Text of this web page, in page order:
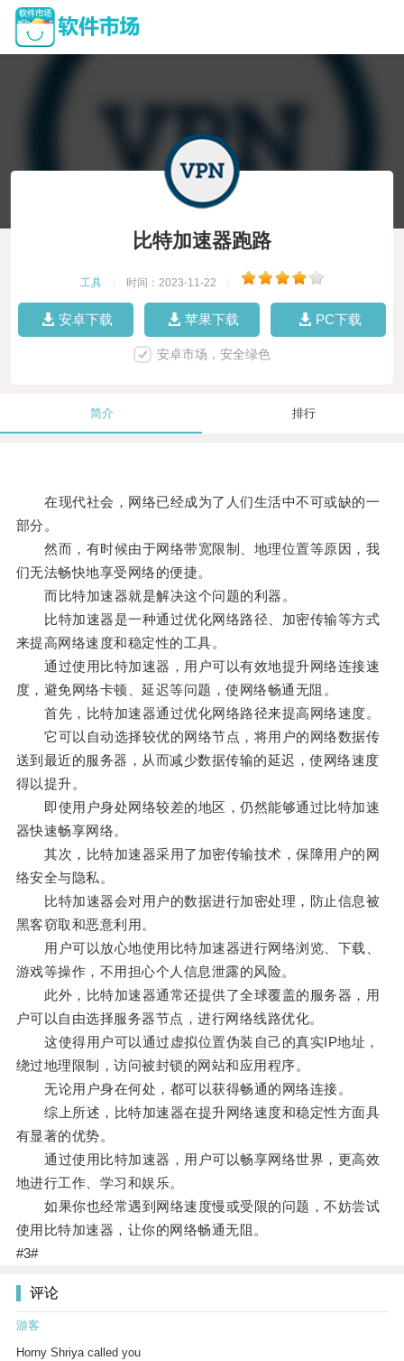
比特加速器跑路
工具 时间：2023-11-22
安卓下载 苹果下载 PC下载
安卓市场，安全绿色
简介 排行
在现代社会，网络已经成为了人们生活中不可或缺的一
部分。
然而，有时候由于网络带宽限制、地理位置等原因，我
们无法畅快地享受网络的便捷。
而比特加速器就是解决这个问题的利器。
比特加速器是一种通过优化网络路径、加密传输等方式
来提高网络速度和稳定性的工具。
通过使用比特加速器，用户可以有效地提升网络连接速
度，避免网络卡顿、延迟等问题，使网络畅通无阻。
首先，比特加速器通过优化网络路径来提高网络速度。
它可以自动选择较优的网络节点，将用户的网络数据传
送到最近的服务器，从而减少数据传输的延迟，使网络速度
得以提升。
即使用户身处网络较差的地区，仍然能够通过比特加速
器快速畅享网络。
其次，比特加速器采用了加密传输技术，保障用户的网
络安全与隐私。
比特加速器会对用户的数据进行加密处理，防止信息被
黑客窃取和恶意利用。
用户可以放心地使用比特加速器进行网络浏览、下载、
游戏等操作，不用担心个人信息泄露的风险。
此外，比特加速器通常还提供了全球覆盖的服务器，用
户可以自由选择服务器节点，进行网络线路优化。
这使得用户可以通过虚拟位置伪装自己的真实IP地址，
绕过地理限制，访问被封锁的网站和应用程序。
无论用户身在何处，都可以获得畅通的网络连接。
综上所述，比特加速器在提升网络速度和稳定性方面具
有显著的优势。
通过使用比特加速器，用户可以畅享网络世界，更高效
地进行工作、学习和娱乐。
如果你也经常遇到网络速度慢或受限的问题，不妨尝试
使用比特加速器，让你的网络畅通无阻。
#3#
评论
游客
Horny Shriya called you